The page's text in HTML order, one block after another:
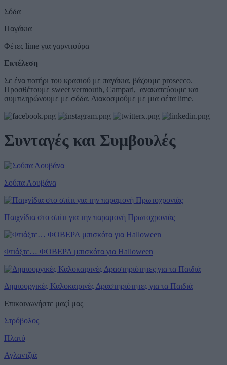
Σόδα
Παγάκια
Φέτες lime για γαρνιτούρα
Εκτέλεση
Σε ένα ποτήρι του κρασιού με παγάκια, βάζουμε prosecco.
Προσθέτουμε sweet vermouth, Campari, ανακατεύουμε και
συμπληρώνουμε με σόδα. Διακοσμούμε με μια φέτα lime.
Συνταγές και Συμβουλές
Σούπα Λουβάνα
Παιχνίδια στο σπίτι για την παραμονή Πρωτοχρονιάς
Φτιάξτε… ΦΟΒΕΡΑ μπισκότα για Halloween
Δημιουργικές Καλοκαιρινές Δραστηριότητες για τα Παιδιά
Επικοινωνήστε μαζί μας
Στρόβολος
Πλατύ
Αγλαντζιά